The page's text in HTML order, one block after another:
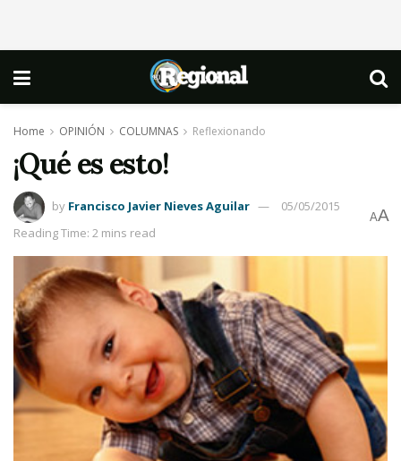
Home OPINIÓN COLUMNAS Reflexionando
¡Qué es esto!
by Francisco Javier Nieves Aguilar
05/05/2015
Reading Time: 2 mins read
AA